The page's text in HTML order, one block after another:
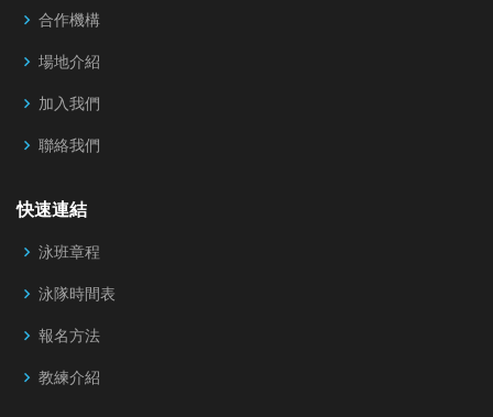
合作機構
場地介紹
加入我們
聯絡我們
快速連結
泳班章程
泳隊時間表
報名方法
教練介紹